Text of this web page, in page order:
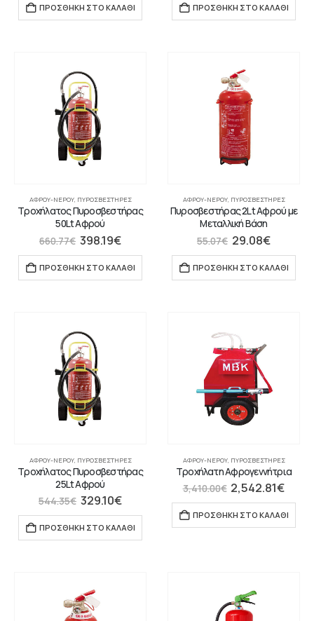
ΠΡΟΣΘΉΚΗ ΣΤΟ ΚΑΛΆΘΙ ΠΡΟΣΘΉΚΗ ΣΤΟ ΚΑΛΆΘΙ
ΑΦΡΟΎ-ΝΕΡΟΎ, ΠΥΡΟΣΒΕΣΤΉΡΕΣ
Τροχήλατος Πυροσβεστήρας
50Lt Αφρού
660.77€ 398.19€
ΠΡΟΣΘΉΚΗ ΣΤΟ ΚΑΛΆΘΙ
ΑΦΡΟΎ-ΝΕΡΟΎ, ΠΥΡΟΣΒΕΣΤΉΡΕΣ
Πυροσβεστήρας 2Lt Αφρού με
Μεταλλική Βάση
55.07€ 29.08€
ΠΡΟΣΘΉΚΗ ΣΤΟ ΚΑΛΆΘΙ
ΑΦΡΟΎ-ΝΕΡΟΎ, ΠΥΡΟΣΒΕΣΤΉΡΕΣ
Τροχήλατος Πυροσβεστήρας
25Lt Αφρού
544.35€ 329.10€
ΠΡΟΣΘΉΚΗ ΣΤΟ ΚΑΛΆΘΙ
ΑΦΡΟΎ-ΝΕΡΟΎ, ΠΥΡΟΣΒΕΣΤΉΡΕΣ
Τροχήλατη Αφρογεννήτρια
3,410.00€ 2,542.81€
ΠΡΟΣΘΉΚΗ ΣΤΟ ΚΑΛΆΘΙ